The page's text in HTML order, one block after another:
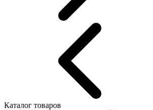
Каталог товаров